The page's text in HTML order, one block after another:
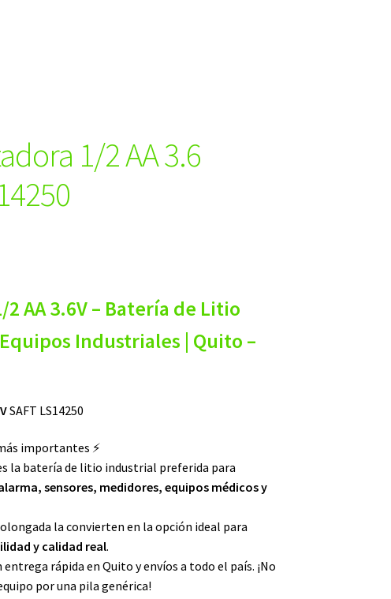
1/2 AA 3.6
2 AA 3.6V – Batería de Litio
Industriales | Quito –
SAFT LS14250
importantes ⚡
la batería de litio industrial preferida para
sensores, medidores, equipos médicos y
la convierten en la opción ideal para
y calidad real.
entrega rápida en Quito y envíos a todo el país. ¡No
por una pila genérica!